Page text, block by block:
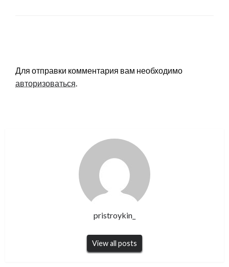
Для отправки комментария вам необходимо
авторизоваться
pristroykin_
View all posts